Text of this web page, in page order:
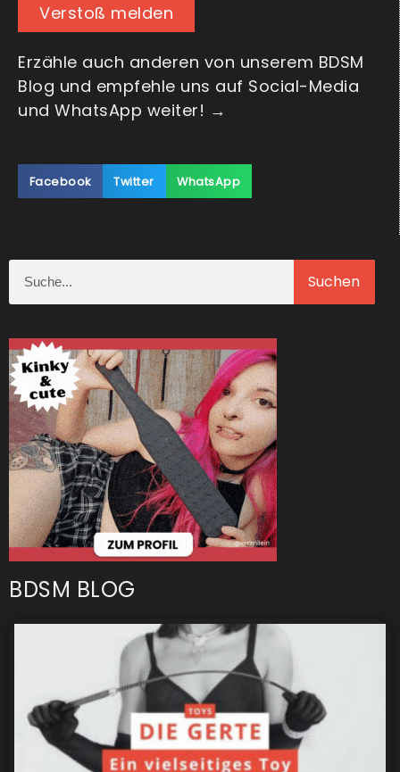
Verstoß melden
Erzähle auch anderen von unserem BDSM
Blog und empfehle uns auf Social-Media
und WhatsApp weiter! →
Facebook Twitter WhatsApp
Suchen
BDSM BLOG